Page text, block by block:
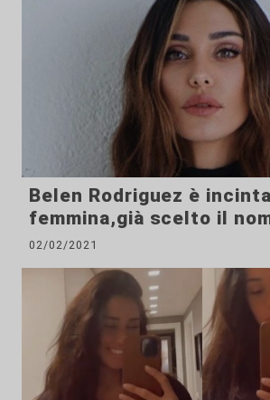
Belen Rodriguez è
femmina,già scelto il
02/02/2021